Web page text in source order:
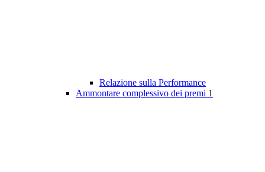
Relazione sulla Performance
Ammontare complessivo dei premi 1